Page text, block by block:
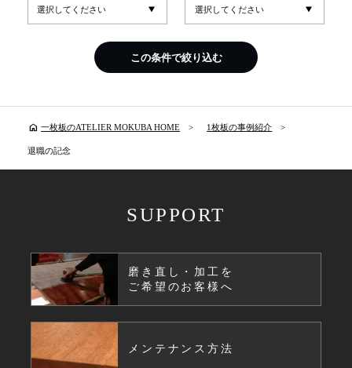
この条件で絞り込む
home 一枚板のATELIER MOKUBA HOME 1枚板の事例紹介
退職の記念
SUPPORT
磨き直し・加工を
ご希望のお客様へ
メンテナンス方法